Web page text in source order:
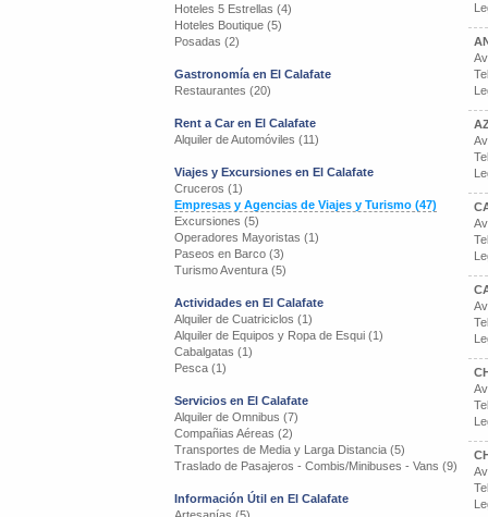
Hoteles 5 Estrellas (4)
Hoteles Boutique (5)
Posadas (2)
Gastronomía en El Calafate
Restaurantes (20)
Rent a Car en El Calafate
Alquiler de Automóviles (11)
Viajes y Excursiones en El Calafate
Cruceros (1)
Empresas y Agencias de Viajes y Turismo (47)
Excursiones (5)
Operadores Mayoristas (1)
Paseos en Barco (3)
Turismo Aventura (5)
Actividades en El Calafate
Alquiler de Cuatriciclos (1)
Alquiler de Equipos y Ropa de Esqui (1)
Cabalgatas (1)
Pesca (1)
Servicios en El Calafate
Alquiler de Omnibus (7)
Compañias Aéreas (2)
Transportes de Media y Larga Distancia (5)
Traslado de Pasajeros - Combis/Minibuses - Vans (9)
Información Útil en El Calafate